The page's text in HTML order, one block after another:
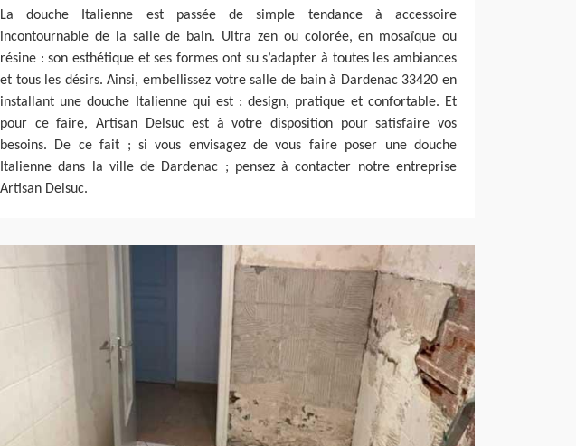
La douche Italienne est passée de simple tendance à accessoire
incontournable de la salle de bain. Ultra zen ou colorée, en mosaïque ou
résine : son esthétique et ses formes ont su s’adapter à toutes les ambiances
et tous les désirs. Ainsi, embellissez votre salle de bain à Dardenac 33420 en
installant une douche Italienne qui est : design, pratique et confortable. Et
pour ce faire, Artisan Delsuc est à votre disposition pour satisfaire vos
besoins. De ce fait ; si vous envisagez de vous faire poser une douche
Italienne dans la ville de Dardenac ; pensez à contacter notre entreprise
Artisan Delsuc.